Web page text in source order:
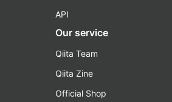
API
Our service
Qiita Team
Qiita Zine
Official Shop